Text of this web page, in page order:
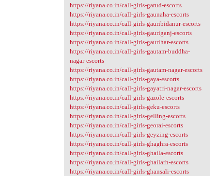
https://riyana.co.in/call-girls-garud-escorts
https://riyana.co.in/call-girls-gaunaha-escorts
https://riyana.co.in/call-girls-gauribidanur-escorts
https://riyana.co.in/call-girls-gauriganj-escorts
https://riyana.co.in/call-girls-gaurihar-escorts
https://riyana.co.in/call-girls-gautam-buddha-
nagar-escorts
https://riyana.co.in/call-girls-gautam-nagar-escorts
https://riyana.co.in/call-girls-gaya-escorts
https://riyana.co.in/call-girls-gayatri-nagar-escorts
https://riyana.co.in/call-girls-gazole-escorts
https://riyana.co.in/call-girls-geku-escorts
https://riyana.co.in/call-girls-gelling-escorts
https://riyana.co.in/call-girls-georai-escorts
https://riyana.co.in/call-girls-geyzing-escorts
https://riyana.co.in/call-girls-ghaghra-escorts
https://riyana.co.in/call-girls-ghaila-escorts
https://riyana.co.in/call-girls-ghailarh-escorts
https://riyana.co.in/call-girls-ghansali-escorts